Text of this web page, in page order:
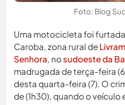
Foto: Blog
Uma motocicleta foi
Caroba, zona rural de
Senhora, nosudoeste da
madrugada de terça-feira
desta quarta-feira (7). O
de (1h30), quando o